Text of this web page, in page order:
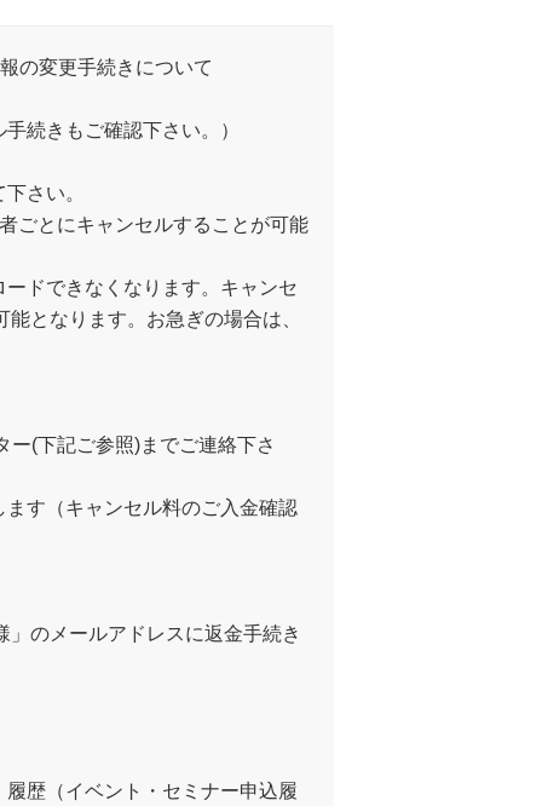
の変更手続きについて
続きもご確認下さい。）
さい。
ごとにキャンセルすることが可能
ドできなくなります。キャンセ
となります。お急ぎの場合は、
ー(下記ご参照)までご連絡下さ
す（キャンセル料のご入金確認
のメールアドレスに返金手続き
歴（イベント・セミナー申込履